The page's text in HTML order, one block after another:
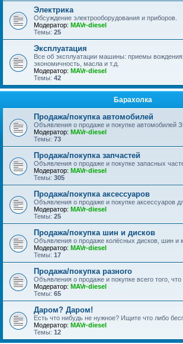
Электрика
Обсуждение электрооборудования и приборов.
Модератор: MAVr-diesel
Темы: 25
Эксплуатация
Все об эксплуатации машины: приемы
экономичность, масла и т.д.
Модератор: MAVr-diesel
Темы: 42
Барахолка
Продажа/покупка автомобилей
Объявления о продаже и покупке автомобилей
Модератор: MAVr-diesel
Темы: 73
Продажа/покупка запчастей
Объявления о продаже и покупке запасных
Модератор: MAVr-diesel
Темы: 305
Продажа/покупка аксессуаров
Объявления о продаже и покупке аксессуаров
Модератор: MAVr-diesel
Темы: 25
Продажа/покупка шин и дисков
Объявления о продаже колёсных дисков, шин и
Модератор: MAVr-diesel
Темы: 17
Продажа/покупка разного
Объявления о продаже и покупке всего того,
Модератор: MAVr-diesel
Темы: 65
Даром? Даром!
Есть что нибудь не нужное? Ищите что либо
Модератор: MAVr-diesel
Темы: 12